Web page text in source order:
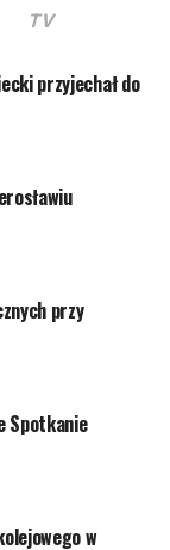
TV
przyjechał do
przy
Spotkanie
w